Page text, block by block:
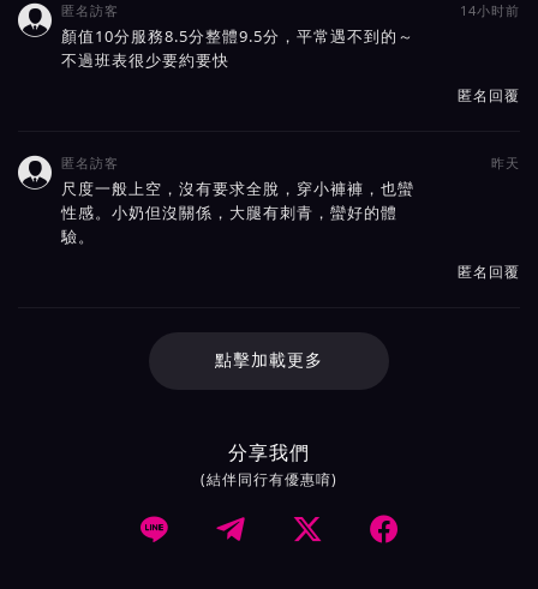
 匿名訪客 14小时前
顏值10分服務8.5分整體9.5分，平常遇不到的～
不過班表很少要約要快
匿名回覆
 匿名訪客 昨天
尺度一般上空，沒有要求全脫，穿小褲褲，也蠻
性感。小奶但沒關係，大腿有刺青，蠻好的體
驗。
匿名回覆
點擊加載更多
分享我們
(結伴同行有優惠唷)
   